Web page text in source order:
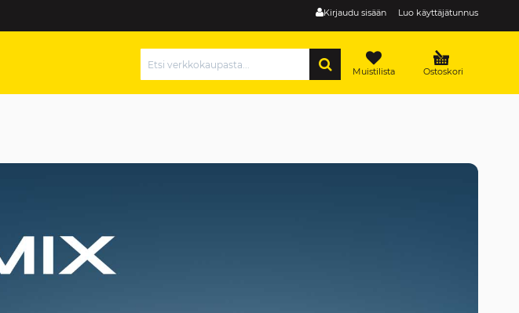
Kirjaudu sisään Luo käyttäjätunnus
Ostoskori
Muistilista
Hae